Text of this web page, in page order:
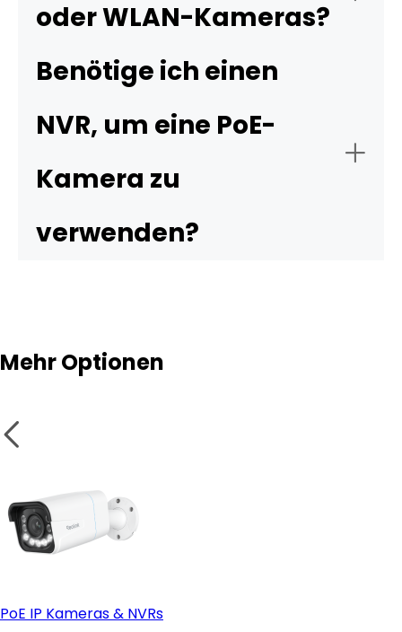
oder WLAN-Kameras?
Benötige ich einen
NVR, um eine PoE-
Kamera zu
verwenden?
Mehr Optionen
PoE IP Kameras & NVRs